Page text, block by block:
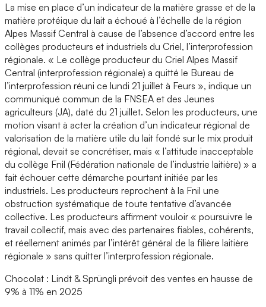
La mise en place d’un indicateur de la matière grasse et de la
matière protéique du lait a échoué à l’échelle de la région
Alpes Massif Central à cause de l’absence d’accord entre les
collèges producteurs et industriels du Criel, l’interprofession
régionale. « Le collège producteur du Criel Alpes Massif
Central (interprofession régionale) a quitté le Bureau de
l’interprofession réuni ce lundi 21 juillet à Feurs », indique un
communiqué commun de la FNSEA et des Jeunes
agriculteurs (JA), daté du 21 juillet. Selon les producteurs, une
motion visant à acter la création d’un indicateur régional de
valorisation de la matière utile du lait fondé sur le mix produit
régional, devait se concrétiser, mais « l’attitude inacceptable
du collège Fnil (Fédération nationale de l’industrie laitière) » a
fait échouer cette démarche pourtant initiée par les
industriels. Les producteurs reprochent à la Fnil une
obstruction systématique de toute tentative d’avancée
collective. Les producteurs affirment vouloir « poursuivre le
travail collectif, mais avec des partenaires fiables, cohérents,
et réellement animés par l’intérêt général de la filière laitière
régionale » sans quitter l’interprofession régionale.
Chocolat : Lindt & Sprüngli prévoit des ventes en hausse de
9% à 11% en 2025